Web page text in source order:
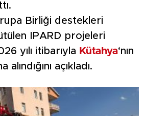
Birliği destekleri
IPARD projeleri
yılı itibarıyla Kütahya‘nın
açıkladı.